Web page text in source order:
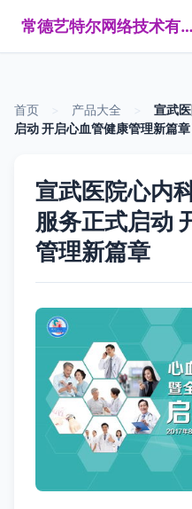
常德艺特尔网络技术有限公司
首页 产品大全
宣武
启动 开启心血管健康管理新篇章
宣武医院心内
服务正式启动
管理新篇章